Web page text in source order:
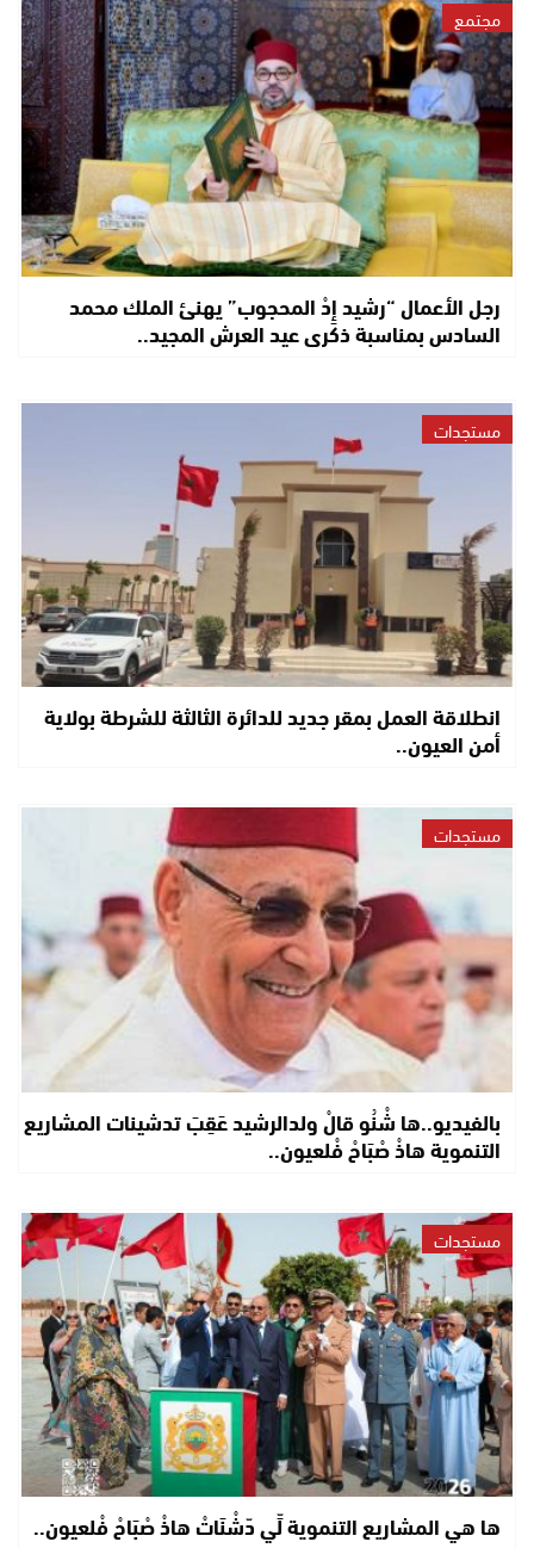
مجتمع
رجل الأعمال “رشيد إِدْ المحجوب” يهنئ الملك محمد
السادس بمناسبة ذكرى عيد العرش المجيد..
مستجدات
انطلاقة العمل بمقر جديد للدائرة الثالثة للشرطة بولاية
أمن العيون..
مستجدات
بالفيديو..ها شْنُو قالْ ولدالرشيد عَقِبَ تدشينات المشاريع
التنموية هاذْ صْبَاحْ فْلعيون..
مستجدات
ها هي المشاريع التنموية لِّي دّشْنَاتْ هاذْ صْبَاحْ فْلعيون..